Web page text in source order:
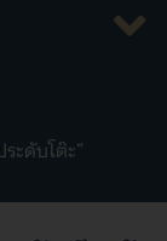
ะดับโต๊ะ”